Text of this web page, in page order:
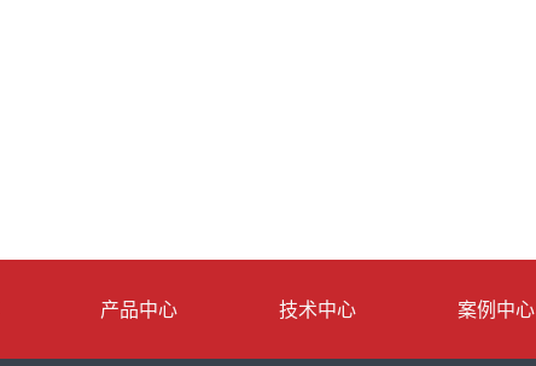
产品中心 技术中心 案例中心